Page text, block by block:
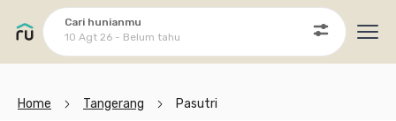
Cari hunianmu
10 Agt 26 - Belum tahu
Home Tangerang Pasutri